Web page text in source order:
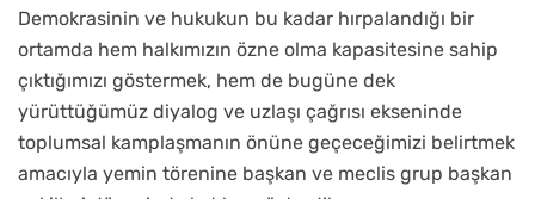
Demokrasinin ve hukukun bu kadar hırpalandığı bir
ortamda hem halkımızın özne olma kapasitesine sahip
çıktığımızı göstermek, hem de bugüne dek
yürüttüğümüz diyalog ve uzlaşı çağrısı ekseninde
toplumsal kamplaşmanın önüne geçeceğimizi belirtmek
amacıyla yemin törenine başkan ve meclis grup başkan